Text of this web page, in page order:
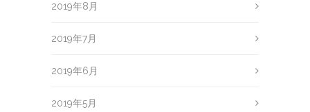
2019年8月
2019年7月
2019年6月
2019年5月